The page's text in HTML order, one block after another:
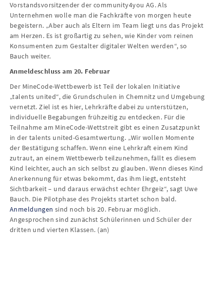
Vorstandsvorsitzender der community4you AG. Als
Unternehmen wolle man die Fachkräfte von morgen heute
begeistern. „Aber auch als Eltern im Team liegt uns das Projekt
am Herzen. Es ist großartig zu sehen, wie Kinder vom reinen
Konsumenten zum Gestalter digitaler Welten werden“, so
Bauch weiter.
Anmeldeschluss am 20. Februar
Der MineCode-Wettbewerb ist Teil der lokalen Initiative
„talents united“, die Grundschulen in Chemnitz und Umgebung
vernetzt. Ziel ist es hier, Lehrkräfte dabei zu unterstützen,
individuelle Begabungen frühzeitig zu entdecken. Für die
Teilnahme am MineCode-Wettstreit gibt es einen Zusatzpunkt
in der talents united-Gesamtwertung. „Wir wollen Momente
der Bestätigung schaffen. Wenn eine Lehrkraft einem Kind
zutraut, an einem Wettbewerb teilzunehmen, fällt es diesem
Kind leichter, auch an sich selbst zu glauben. Wenn dieses Kind
Anerkennung für etwas bekommt, das ihm liegt, entsteht
Sichtbarkeit – und daraus erwächst echter Ehrgeiz“, sagt Uwe
Bauch. Die Pilotphase des Projekts startet schon bald.
Anmeldungen sind noch bis 20. Februar möglich.
Angesprochen sind zunächst Schülerinnen und Schüler der
dritten und vierten Klassen. (an)